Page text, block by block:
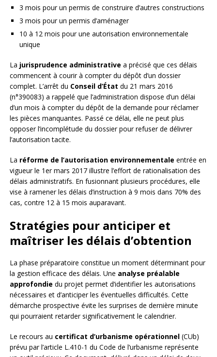
3 mois pour un permis de construire d’autres constructions
3 mois pour un permis d’aménager
10 à 12 mois pour une autorisation environnementale
unique
La jurisprudence administrative a précisé que ces délais
commencent à courir à compter du dépôt d’un dossier
complet. L’arrêt du Conseil d’État du 21 mars 2016
(n°390083) a rappelé que l’administration dispose d’un délai
d’un mois à compter du dépôt de la demande pour réclamer
les pièces manquantes. Passé ce délai, elle ne peut plus
opposer l’incomplétude du dossier pour refuser de délivrer
l’autorisation tacite.
La réforme de l’autorisation environnementale entrée en
vigueur le 1er mars 2017 illustre l’effort de rationalisation des
délais administratifs. En fusionnant plusieurs procédures, elle
vise à ramener les délais d’instruction à 9 mois dans 70% des
cas, contre 12 à 15 mois auparavant.
Stratégies pour anticiper et
maîtriser les délais d’obtention
La phase préparatoire constitue un moment déterminant pour
la gestion efficace des délais. Une analyse préalable
approfondie du projet permet d’identifier les autorisations
nécessaires et d’anticiper les éventuelles difficultés. Cette
démarche prospective évite les surprises de dernière minute
qui pourraient retarder significativement le calendrier.
Le recours au certificat d’urbanisme opérationnel (CUb)
prévu par l’article L.410-1 du Code de l’urbanisme représente